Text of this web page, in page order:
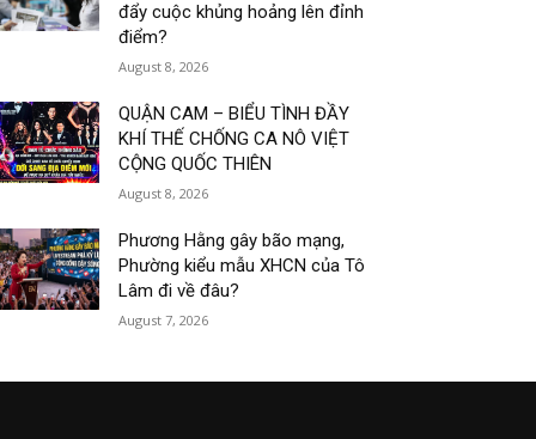
đẩy cuộc khủng hoảng lên đỉnh
điểm?
August 8, 2026
QUẬN CAM – BIỂU TÌNH ĐẦY
KHÍ THẾ CHỐNG CA NÔ VIỆT
CỘNG QUỐC THIÊN
August 8, 2026
Phương Hằng gây bão mạng,
Phường kiểu mẫu XHCN của Tô
Lâm đi về đâu?
August 7, 2026